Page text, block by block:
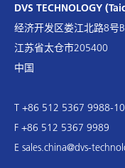
DVS TECHNOLOGY
经济开发区娄江北路8号
江苏省太仓市205400
中国
T +86 512 5367 9988-
F +86 512 5367 9989
E sales.china@dvs-